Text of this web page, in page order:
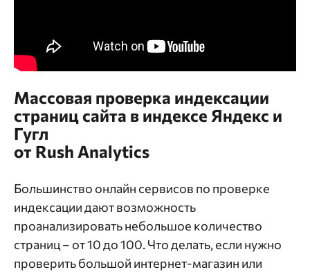
Массовая проверка индексации
страниц сайта в индексе Яндекс и
Гугл
от Rush Analytics
Большинство онлайн сервисов по проверке
индексации дают возможность
проанализировать небольшое количество
страниц – от 10 до 100. Что делать, если нужно
проверить большой интернет-магазин или